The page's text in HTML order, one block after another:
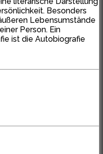
Besonders
Lebensumstände
Person. Ein
ist die Autobiografie